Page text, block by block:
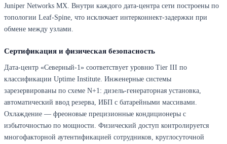
Juniper Networks MX. Внутри каждого дата-центра сети построены по
топологии Leaf-Spine, что исключает интерконнект-задержки при
обмене между узлами.
Сертификация и физическая безопасность
Дата-центр «Северный-1» соответствует уровню Tier III по
классификации Uptime Institute. Инженерные системы
зарезервированы по схеме N+1: дизель-генераторная установка,
автоматический ввод резерва, ИБП с батарейными массивами.
Охлаждение — фреоновые прецизионные кондиционеры с
избыточностью по мощности. Физический доступ контролируется
многофакторной аутентификацией сотрудников, круглосуточной